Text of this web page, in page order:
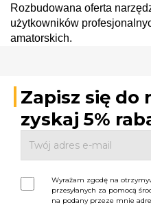
Rozbudowana oferta
użytkowników
amatorskich.
Zapisz się do
zyskaj 5%
Wyrażam zgodę na
przesyłanych za pomocą
na podany przeze mnie